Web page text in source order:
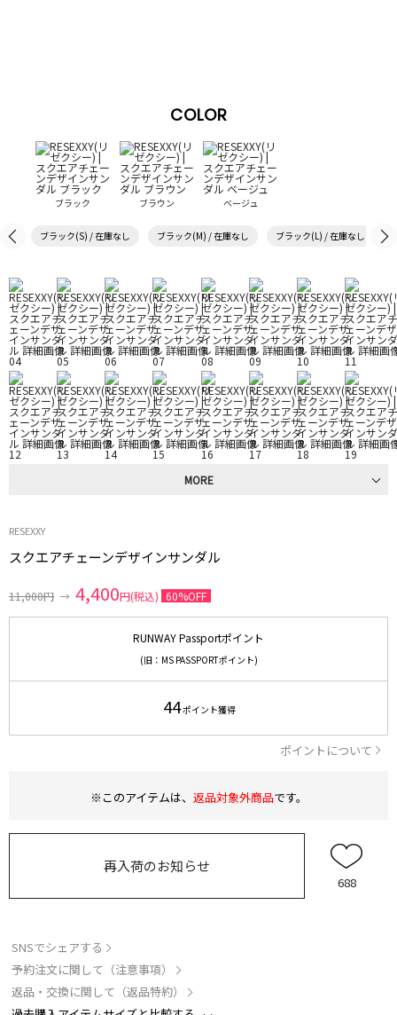
COLOR
ブラック ブラウン ベージュ
ブラック(S) / 在庫なし ブラック(M) / 在庫なし ブラック(L) / 在庫なし
MORE
RESEXXY
スクエアチェーンデザインサンダル
11,000円 → 4,400円(税込) 60%OFF
RUNWAY Passportポイント
(旧：MS PASSPORTポイント)
44ポイント獲得
ポイントについて
※このアイテムは、 返品対象外商品です。
再入荷のお知らせ
688
SNSでシェアする
予約注文に関して（注意事項）
返品・交換に関して（返品特約）